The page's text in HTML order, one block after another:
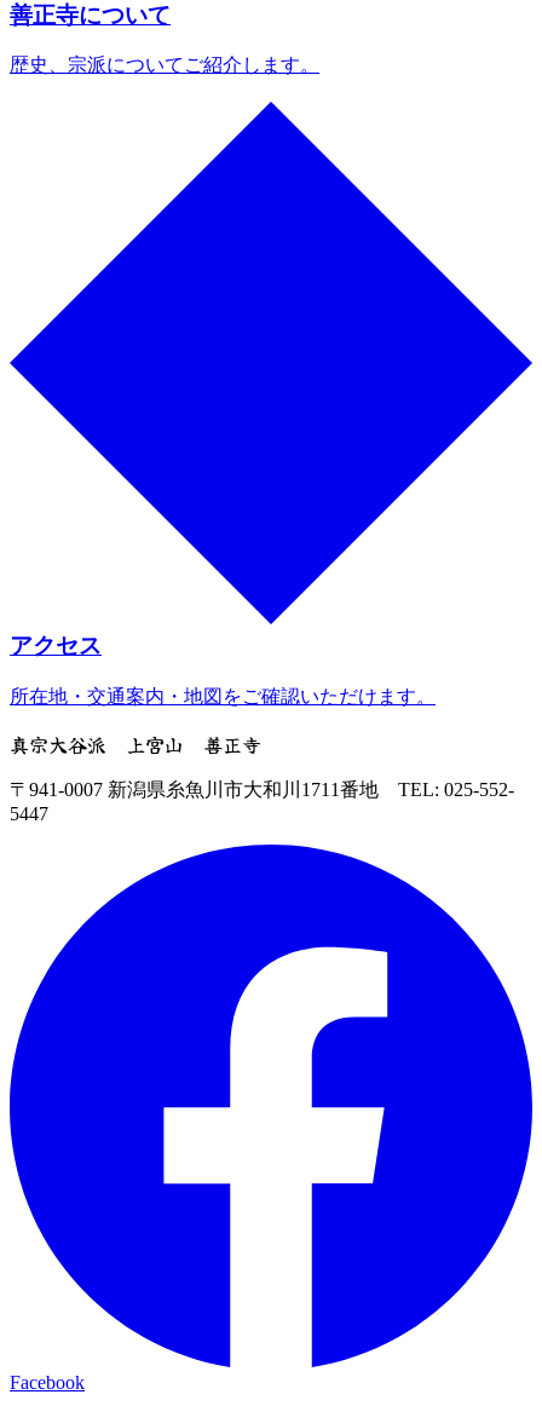
善正寺について
歴史、宗派についてご紹介します。
アクセス
所在地・交通案内・地図をご確認いただけます。
真宗大谷派 上宮山 善正寺
〒941-0007 新潟県糸魚川市大和川1711番地 TEL: 025-552-
5447
Facebook